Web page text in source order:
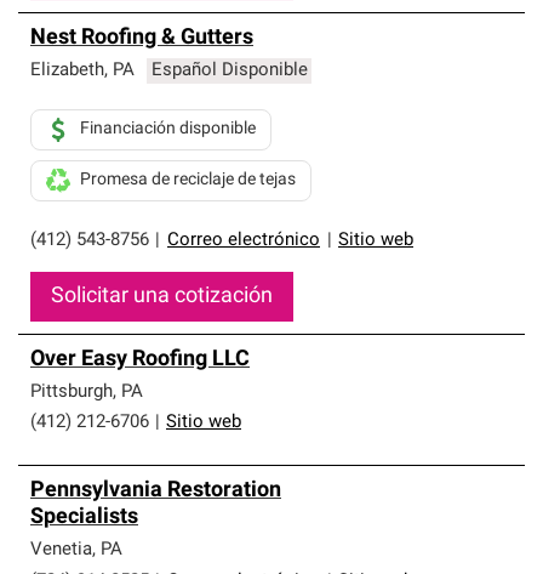
Nest Roofing & Gutters
Elizabeth, PA Español Disponible
(412) 543-8756 Correo electrónico Sitio web
Financiación disponible
Promesa de reciclaje de tejas
Solicitar una cotización
Over Easy Roofing LLC
Pittsburgh, PA
(412) 212-6706
Sitio web
Pennsylvania Restoration
Specialists
Venetia, PA